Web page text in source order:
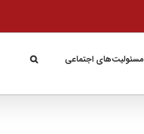
مسئولیت‌های اجتماعی